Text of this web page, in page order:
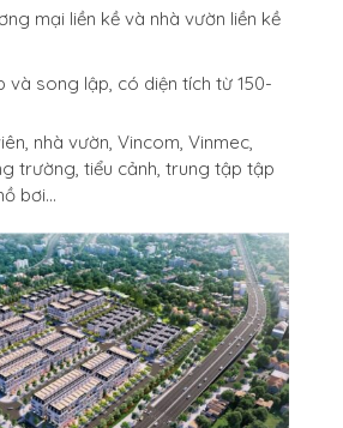
mại liền kề và nhà vườn liền kề
và song lập, có diện tích từ 150-
nhà vườn, Vincom, Vinmec,
trường, tiểu cảnh, trung tập tập
bơi…